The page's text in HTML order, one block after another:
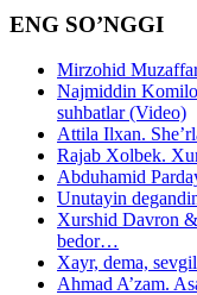
ENG SO’NGGI
Mirzohid
Najmiddin
suhbatlar (Video)
Attila Ilxan.
Rajab Xolbek.
Abduhamid
Unutayin
Xurshid Davron
bedor…
Xayr, dema,
Ahmad A’zam.